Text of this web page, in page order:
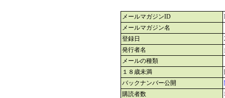
メールマガジンID
メールマガジン名
登録日
発行者名
メールの種類
１８歳未満
バックナンバー公開
購読者数